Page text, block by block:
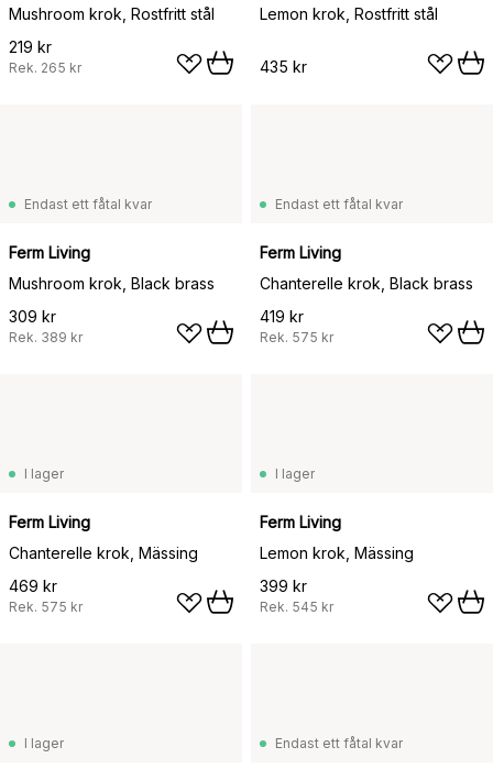
Mushroom krok, Rostfritt stål
219 kr
Rek. 265 kr
Lemon krok, Rostfritt stål
435 kr
Endast ett fåtal kvar
Ferm Living
Mushroom krok, Black brass
309 kr
Rek. 389 kr
Endast ett fåtal kvar
Ferm Living
Chanterelle krok, Black brass
419 kr
Rek. 575 kr
I lager
Ferm Living
Chanterelle krok, Mässing
469 kr
Rek. 575 kr
I lager
Ferm Living
Lemon krok, Mässing
399 kr
Rek. 545 kr
I lager Endast ett fåtal kvar